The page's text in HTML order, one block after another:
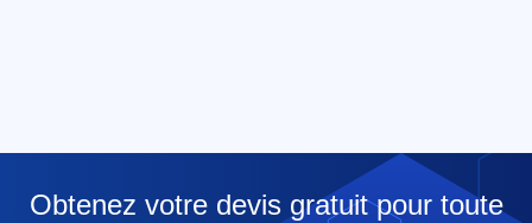
Obtenez votre devis gratuit pour toute